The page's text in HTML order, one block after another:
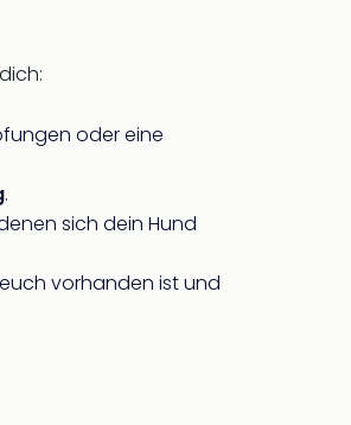
oder eine
.
sich dein Hund
vorhanden ist und